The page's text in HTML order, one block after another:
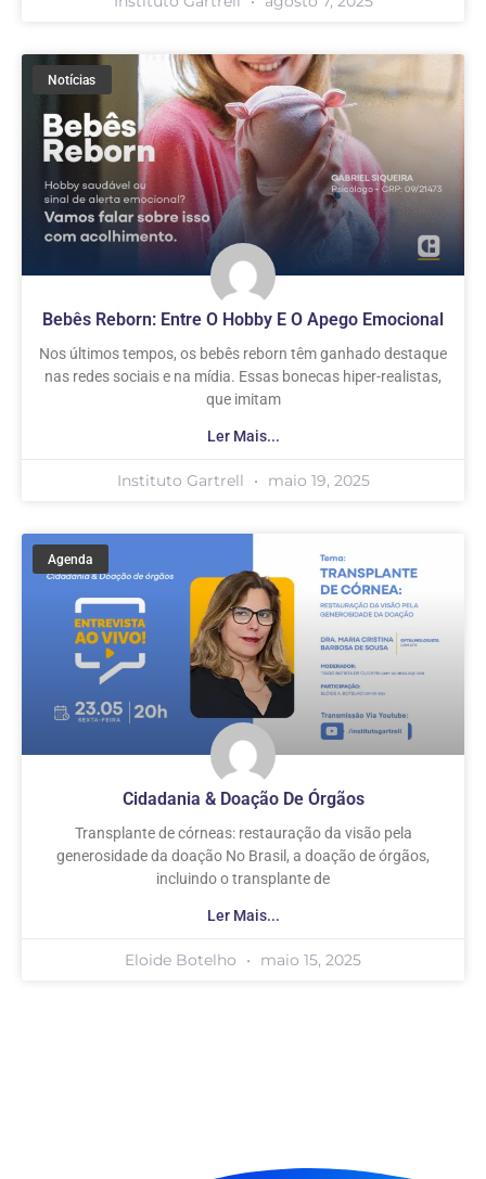
Notícias
Bebês Reborn: Entre O Hobby E O Apego Emocional
Nos últimos tempos, os bebês reborn têm ganhado destaque
nas redes sociais e na mídia. Essas bonecas hiper-realistas,
que imitam
Ler Mais...
Instituto Gartrell maio 19, 2025
Agenda
Cidadania & Doação De Órgãos
Transplante de córneas: restauração da visão pela
generosidade da doação No Brasil, a doação de órgãos,
incluindo o transplante de
Ler Mais...
Eloide Botelho maio 15, 2025